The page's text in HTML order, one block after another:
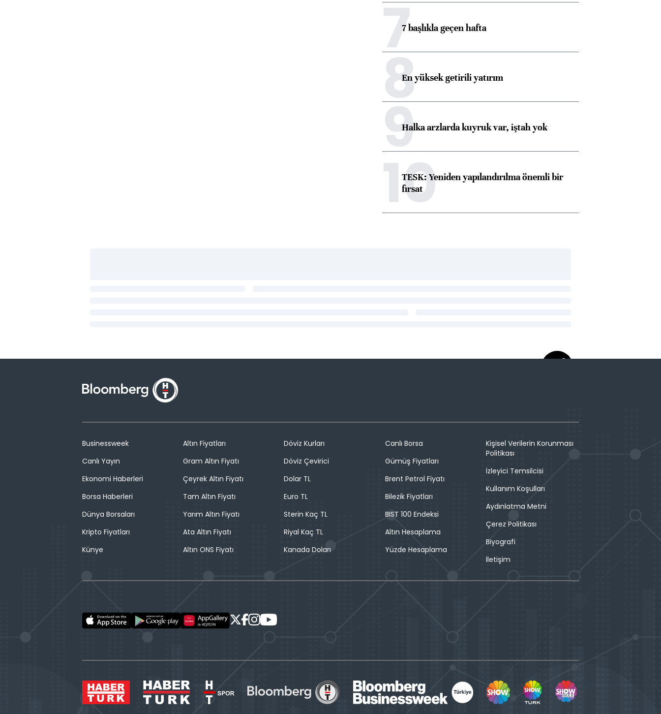
77 başlıkla geçen hafta
8En yüksek getirili yatırım
9Halka arzlarda kuyruk var, iştah yok
10
TESK: Yeniden yapılandırılma önemli bir
fırsat
Businessweek
Canlı Yayın
Ekonomi Haberleri
Borsa Haberleri
Dünya Borsaları
Kripto Fiyatları
Künye
Altın Fiyatları
Gram Altın Fiyatı
Çeyrek Altın Fiyatı
Tam Altın Fiyatı
Yarım Altın Fiyatı
Ata Altın Fiyatı
Altın ONS Fiyatı
Döviz Kurları
Döviz Çevirici
Dolar TL
Euro TL
Sterin Kaç TL
Riyal Kaç TL
Kanada Doları
Canlı Borsa
Gümüş Fiyatları
Brent Petrol Fiyatı
Bilezik Fiyatları
BIST 100 Endeksi
Altın Hesaplama
Yüzde Hesaplama
Kişisel Verilerin Korunması
Politikası
İzleyici Temsilcisi
Kullanım Koşulları
Aydınlatma Metni
Çerez Politikası
Biyografi
İletişim